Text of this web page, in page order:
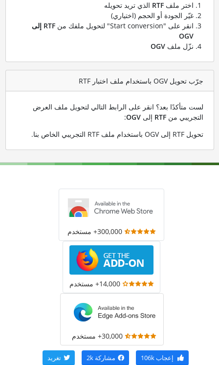
اختر ملف RTFالذي تريد تحويله
غيّر الجودة أو الحجم (اختياري)
انقر على "Start conversion" لتحويل ملفك من
RTF إلى
OGV
نزّل ملف OGV
جرّب تحويل OGV باستخدام ملف اختبار RTF
لست متأكدًا بعد؟ انقر على الرابط التالي لتحويل ملف العرض
التجريبي من RTFإلى OGV
:
تحويل RTF إلى OGV باستخدام ملف RTF التجريبي الخاص بنا
.
300,000+ مستخدم
14,000+ مستخدم
30,000+ مستخدم
إعجاب106k مشاركة 2k تغريد